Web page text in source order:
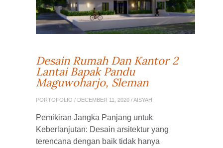
Desain Rumah Dan Kantor 2
Lantai Bapak Pandu
Maguwoharjo, Sleman
PORTOFOLIO / DECEMBER 11, 2020 / AISYAH
Pemikiran Jangka Panjang untuk
Keberlanjutan: Desain arsitektur yang
terencana dengan baik tidak hanya